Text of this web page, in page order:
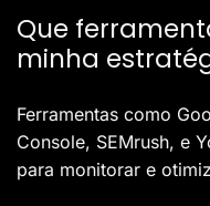
Que
minha
Ferramentas como
Console, SEMrush, e
para monitorar e